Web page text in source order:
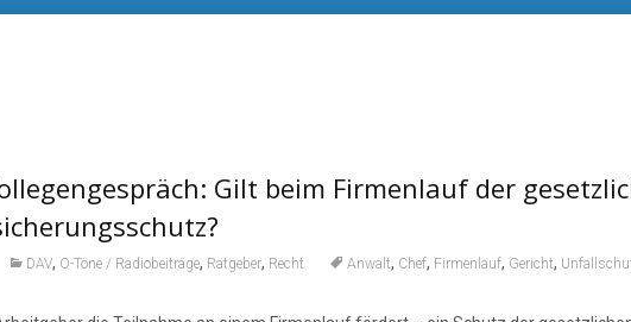
Gilt beim Firmenlauf der
DAV, O-Töne / Radiobeiträge, Ratgeber, Recht Anwalt, Chef, Firmenlauf, Gericht,